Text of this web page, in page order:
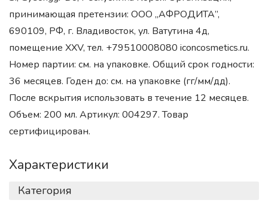
принимающая претензии: ООО „АФРОДИТА”,
690109, РФ, г. Владивосток, ул. Ватутина 4д,
помещение XXV, тел. +79510008080 iconcosmetics.ru.
Номер партии: см. на упаковке. Общий срок годности:
36 месяцев. Годен до: см. на упаковке (гг/мм/дд).
После вскрытия использовать в течение 12 месяцев.
Объем: 200 мл. Артикул: 004297. Товар
сертифицирован.
Характеристики
Категория